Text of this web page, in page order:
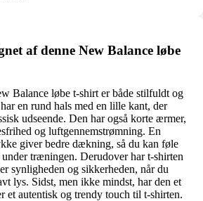
af denne New Balance løbe
Balance løbe t-shirt er både stilfuldt og
en rund hals med en lille kant, der
udseende. Den har også korte ærmer,
og luftgennemstrømning. En
giver bedre dækning, så du kan føle
træningen. Derudover har t-shirten
synligheden og sikkerheden, når du
lys. Sidst, men ikke mindst, har den et
et autentisk og trendy touch til t-shirten.